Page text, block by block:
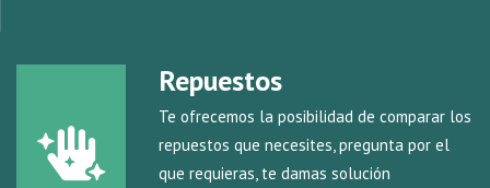
Repuestos
Te ofrecemos la posibilidad de comparar los
repuestos que necesites, pregunta por el
que requieras, te damas solución